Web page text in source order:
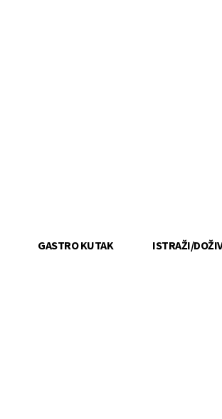
GASTRO KUTAK ISTRAŽI/